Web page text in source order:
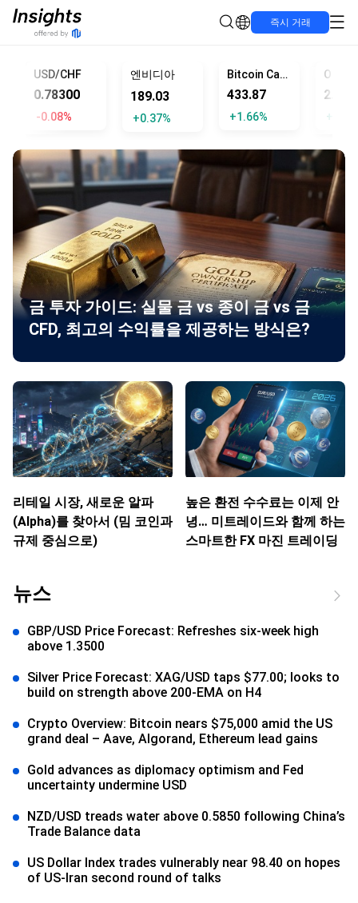
즉시 거래
USD/CHF
0.78300
-0.08%
엔비디아
189.03
+0.37%
Bitcoin Cash
433.87
+1.66%
2.82
금 투자 가이드: 실물 금 vs 종이 금 vs 금
CFD, 최고의 수익률을 제공하는 방식은?
리테일 시장, 새로운 알파
(Alpha)를 찾아서 (밈 코인과
규제 중심으로)
높은 환전 수수료는 이제 안
녕… 미트레이드와 함께 하는
스마트한 FX 마진 트레이딩
뉴스
GBP/USD Price Forecast: Refreshes six-week high
above 1.3500
Silver Price Forecast: XAG/USD taps $77.00; looks to
build on strength above 200-EMA on H4
Crypto Overview: Bitcoin nears $75,000 amid the US
grand deal – Aave, Algorand, Ethereum lead gains
Gold advances as diplomacy optimism and Fed
uncertainty undermine USD
NZD/USD treads water above 0.5850 following China’s
Trade Balance data
US Dollar Index trades vulnerably near 98.40 on hopes
of US-Iran second round of talks